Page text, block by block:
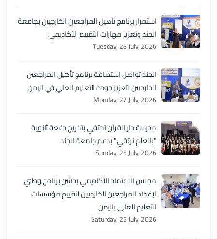
استمرار برنامج تأهيل المراجعين الخارجيين بجامعة
الجند وتعزيز مهارات التقييم الأكاديمي
Tuesday, 28 July, 2026
الجند تواصل استضافة برنامج تأهيل المراجعين
الخارجيين لتعزيز جودة التعليم العالي في اليمن
Monday, 27 July, 2026
مدرسة دار القرآن تحتفي بتخريج دفعة ثانوية
"بالعلم نرتقي" بدعم جامعة الجند
Sunday, 26 July, 2026
مجلس الاعتماد الأكاديمي يدشن برنامج وطني
لإعداد المراجعين الخارجيين لتقييم مؤسسات
التعليم العالي باليمن
Saturday, 25 July, 2026